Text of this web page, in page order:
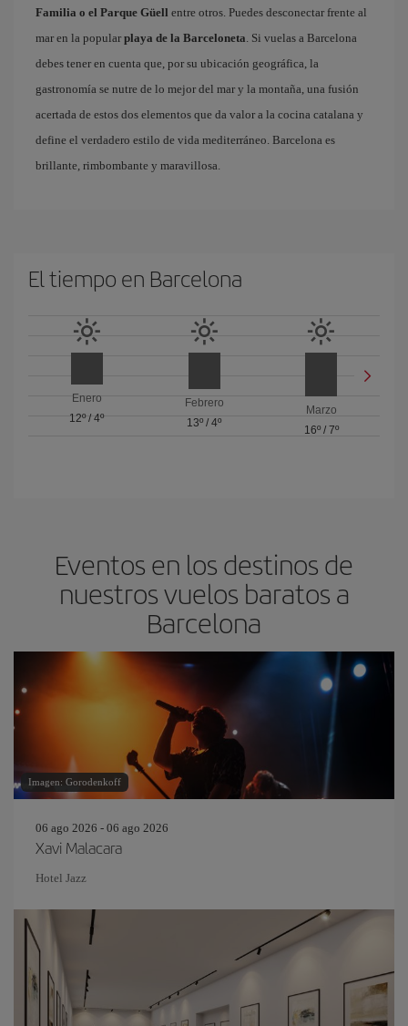
Familia o el Parque Güell entre otros. Puedes desconectar frente al
mar en la popular playa de la Barceloneta. Si vuelas a Barcelona
debes tener en cuenta que, por su ubicación geográfica, la
gastronomía se nutre de lo mejor del mar y la montaña, una fusión
acertada de estos dos elementos que da valor a la cocina catalana y
define el verdadero estilo de vida mediterráneo. Barcelona es
brillante, rimbombante y maravillosa.
El tiempo en Barcelona
Enero
12º/4º
Febrero
13º / 4º
Marzo
16º/ 7º
Eventos en los destinos de
nuestros vuelos baratos a
Barcelona
Imagen: Gorodenkoff
06 ago 2026 - 06 ago 2026
Xavi Malacara
Hotel Jazz